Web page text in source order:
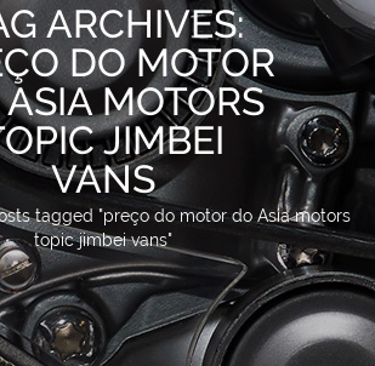
ARCHIVES:
DO MOTOR
MOTORS
JIMBEI
VANS
tagged "preço do motor do Asia motors
topic jimbei vans"